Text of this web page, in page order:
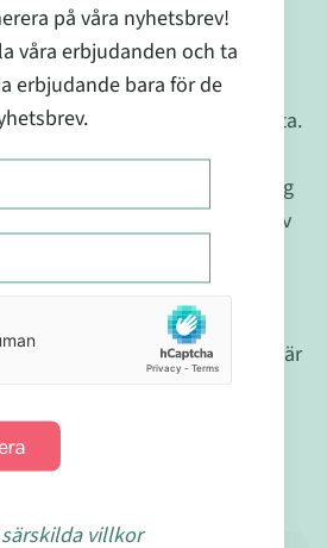
vegetarianer.
mikroorganismer varav
Aspergillus Niger är de främsta.
har en långvarig användning
i Asien och i västra delen av
av exempelvis
Vegan Society, vilket innebär
av vegetarianer och
på våra nyhetsbrev!
våra erbjudanden och ta
erbjudande bara för de
villkor